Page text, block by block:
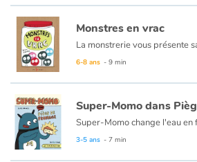
Autour de la lecture
Apprendre à lire
Livre audio
Activités et ateliers
Monstres en vrac
6-8 ans - 9 min
Super-Momo dans
3-5 ans - 7 min